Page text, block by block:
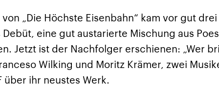
und
gehören die
Staaten zu
der Erde, mit
Weltgeschehen.
palästinensischen
Hamas im Oktober 2023
Region wieder die
Gewalt entfacht. Israel
möchte die Hamas
zerstören. Diese wird wie
die Hisbollah im Libanon
Islamischen
1979 auch
Republik Iran – ist
von einem
Religionsführer
regierter Staat im
Osten. Eine
zu Israel und zu den
„Die Höchste Eisenbahn“ kam vor gut
eine gut austarierte Mischung aus
Jetzt ist der Nachfolger erschienen: „Wer
Wilking und Moritz Krämer, zwei
über ihr neustes Werk.